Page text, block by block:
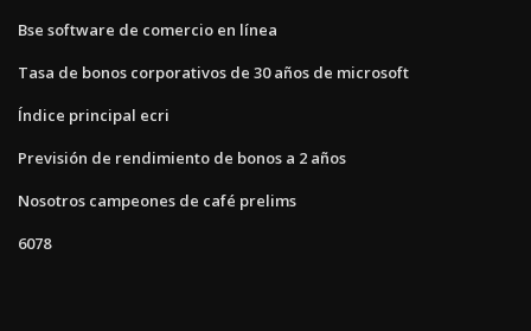
Bse software de comercio en línea
Tasa de bonos corporativos de 30 años de microsoft
Índice principal ecri
Previsión de rendimiento de bonos a 2 años
Nosotros campeones de café prelims
6078